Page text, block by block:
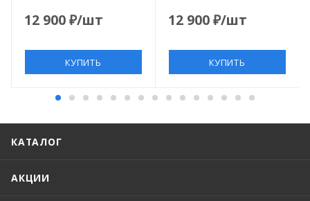
12 900₽/шт
КУПИТЬ
12 900₽/шт
КУПИТЬ
КАТАЛОГ
АКЦИИ